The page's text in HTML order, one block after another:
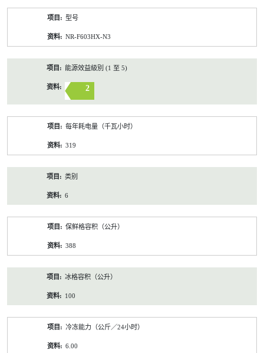
型号
NR-F603HX-N3
能源效益級別 (1 至 5)
2
每年耗电量（千瓦小时）
319
类别
6
保鲜格容积（公升）
388
冰格容积（公升）
100
冷冻能力（公斤／24小时）
6.00